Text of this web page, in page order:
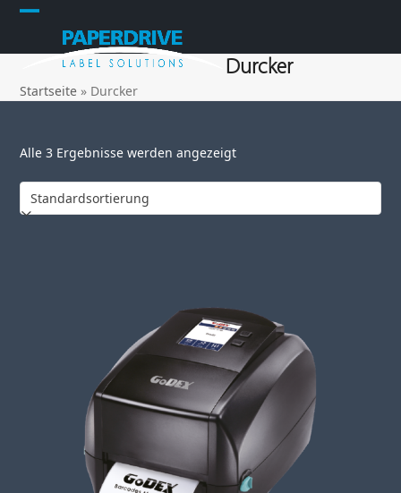
Skip
Open
mobile
menu
Close
mobile
menu
Durcker
Startseite » Durcker
Alle 3 Ergebnisse werden angezeigt